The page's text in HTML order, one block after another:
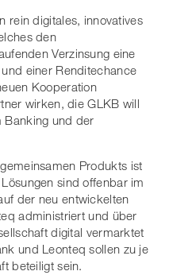
rein digitales, innovatives
den
Verzinsung eine
einer Renditechance
Kooperation
wirken, die GLKB will
Banking und der
Produkts ist
sind offenbar im
der neu entwickelten
administriert und über
digital vermarktet
und Leonteq sollen zu je
beteiligt sein.